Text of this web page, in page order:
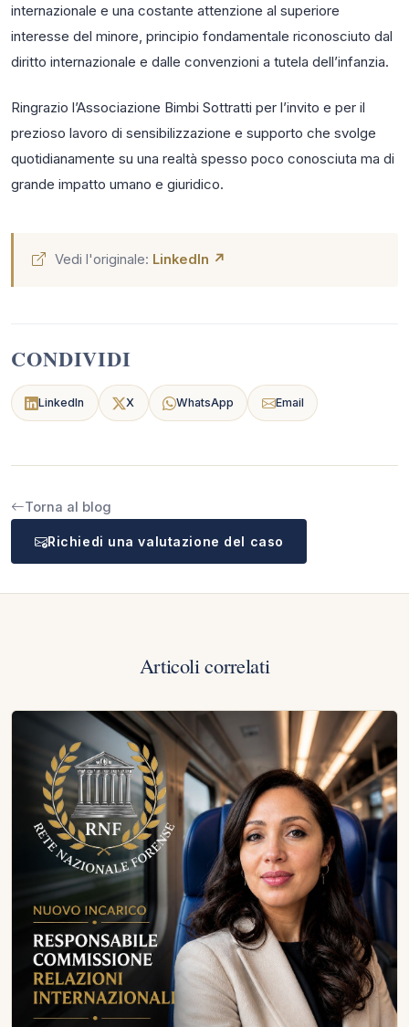
internazionale e una costante attenzione al superiore
interesse del minore, principio fondamentale riconosciuto dal
diritto internazionale e dalle convenzioni a tutela dell’infanzia.
Ringrazio l’Associazione Bimbi Sottratti per l’invito e per il
prezioso lavoro di sensibilizzazione e supporto che svolge
quotidianamente su una realtà spesso poco conosciuta ma di
grande impatto umano e giuridico.
Vedi l'originale: LinkedIn ↗
CONDIVIDI
LinkedIn X WhatsApp Email
Torna al blog
Richiedi una valutazione del caso
Articoli correlati